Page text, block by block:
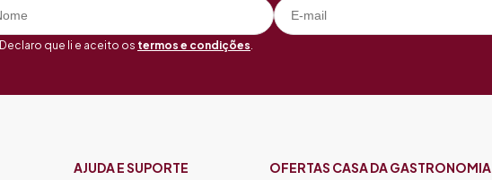
Declaro que li e aceito os termos e condições.
AJUDA E SUPORTE OFERTAS CASA DA GASTRONOMIA